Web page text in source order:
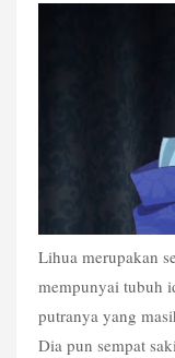
Lihua merupakan
mempunyai tubuh
putranya yang
Dia pun sempat